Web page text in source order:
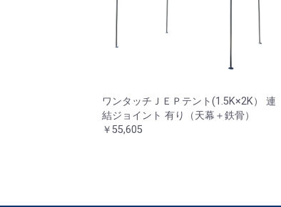
ワンタッチＪＥＰテント(1.5K×2K） 連
結ジョイント 有り（天幕＋鉄骨）
￥55,605